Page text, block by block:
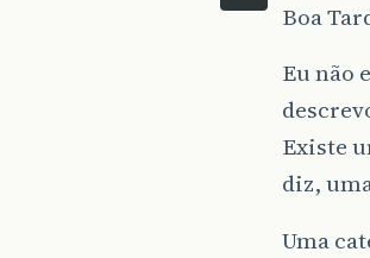
Boa
Eu não
Existe
diz,
Uma